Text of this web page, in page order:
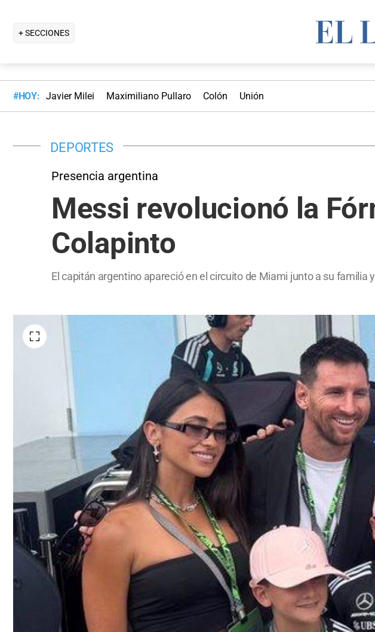
+ SECCIONES
#HOY: Javier Milei Maximiliano Pullaro Colón Unión
DEPORTES
Presencia argentina
Messi revolucionó la
Colapinto
El capitán argentino apareció en el circuito de Miami junto a su